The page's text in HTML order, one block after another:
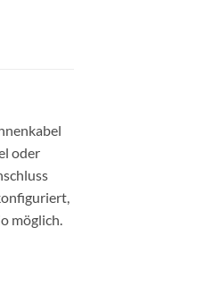
oder
möglich.